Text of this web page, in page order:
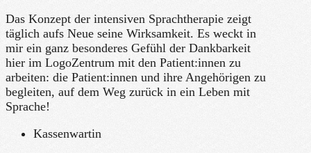
Das Konzept der intensiven Sprachtherapie zeigt
täglich aufs Neue seine Wirksamkeit. Es weckt in
mir ein ganz besonderes Gefühl der Dankbarkeit
hier im LogoZentrum mit den Patient:innen zu
arbeiten: die Patient:innen und ihre Angehörigen zu
begleiten, auf dem Weg zurück in ein Leben mit
Sprache!
Kassenwartin